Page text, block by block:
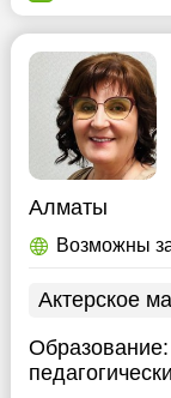
Алматы
Возможны
Актерское
Образование: